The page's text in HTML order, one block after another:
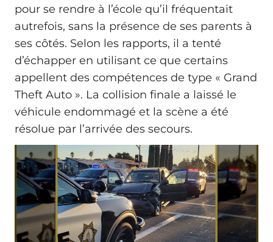
pour se rendre à l’école qu’il fréquentait
autrefois, sans la présence de ses parents à
ses côtés. Selon les rapports, il a tenté
d’échapper en utilisant ce que certains
appellent des compétences de type « Grand
Theft Auto ». La collision finale a laissé le
véhicule endommagé et la scène a été
résolue par l’arrivée des secours.